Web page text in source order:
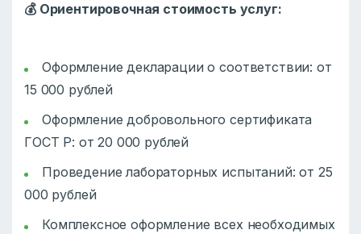
💰Ориентировочная стоимость услуг:
Оформление декларации о соответствии: от
15 000 рублей
Оформление добровольного сертификата
ГОСТ Р: от 20 000 рублей
Проведение лабораторных испытаний: от 25
000 рублей
Комплексное оформление всех необходимых